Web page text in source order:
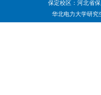
保定校区：河北省
华北电力大学研究